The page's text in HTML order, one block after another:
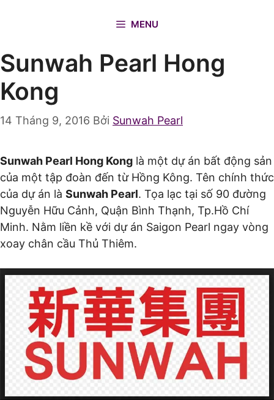
dung
MENU
Sunwah Pearl Hong
Kong
14 Tháng 9, 2016 Bởi Sunwah Pearl
Sunwah Pearl Hong Kong là một dự án bất động sản
của một tập đoàn đến từ Hồng Kông. Tên chính thức
của dự án là Sunwah Pearl. Tọa lạc tại số 90 đường
Nguyễn Hữu Cảnh, Quận Bình Thạnh, Tp.Hồ Chí
Minh. Nằm liền kề với dự án Saigon Pearl ngay vòng
xoay chân cầu Thủ Thiêm.